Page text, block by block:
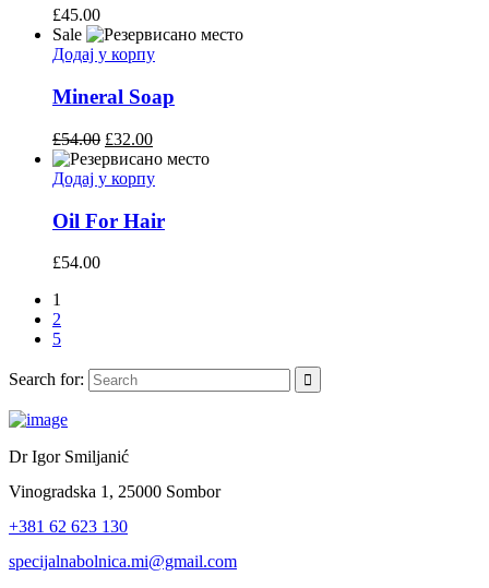
£45.00
Sale
Додај у корпу
Mineral Soap
£54.00 £32.00
Додај у корпу
Oil For Hair
£54.00
1
2
5
Search for:
Dr Igor Smiljanić
Vinogradska 1, 25000 Sombor
+381 62 623 130
specijalnabolnica.mi@gmail.com